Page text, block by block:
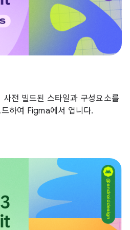
전 빌드된 스타일과 구성요소를
하여 Figma에서 엽니다.